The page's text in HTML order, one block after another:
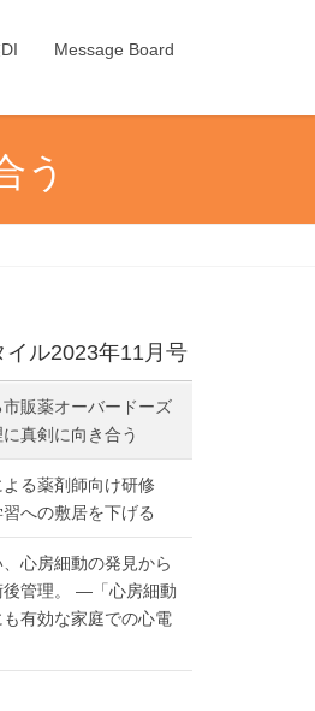
Message Board
う
イル2023年11月号
市販薬オーバードーズ
真剣に向き合う
よる薬剤師向け研修
への敷居を下げる
心房細動の発見から
後管理。 ―「心房細動
有効な家庭での心電